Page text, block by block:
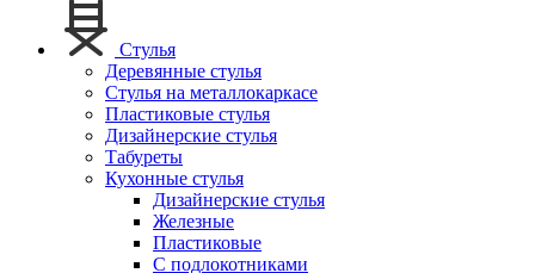
Стулья
Деревянные стулья
Стулья на металлокаркасе
Пластиковые стулья
Дизайнерские стулья
Табуреты
Кухонные стулья
Дизайнерские стулья
Железные
Пластиковые
С подлокотниками